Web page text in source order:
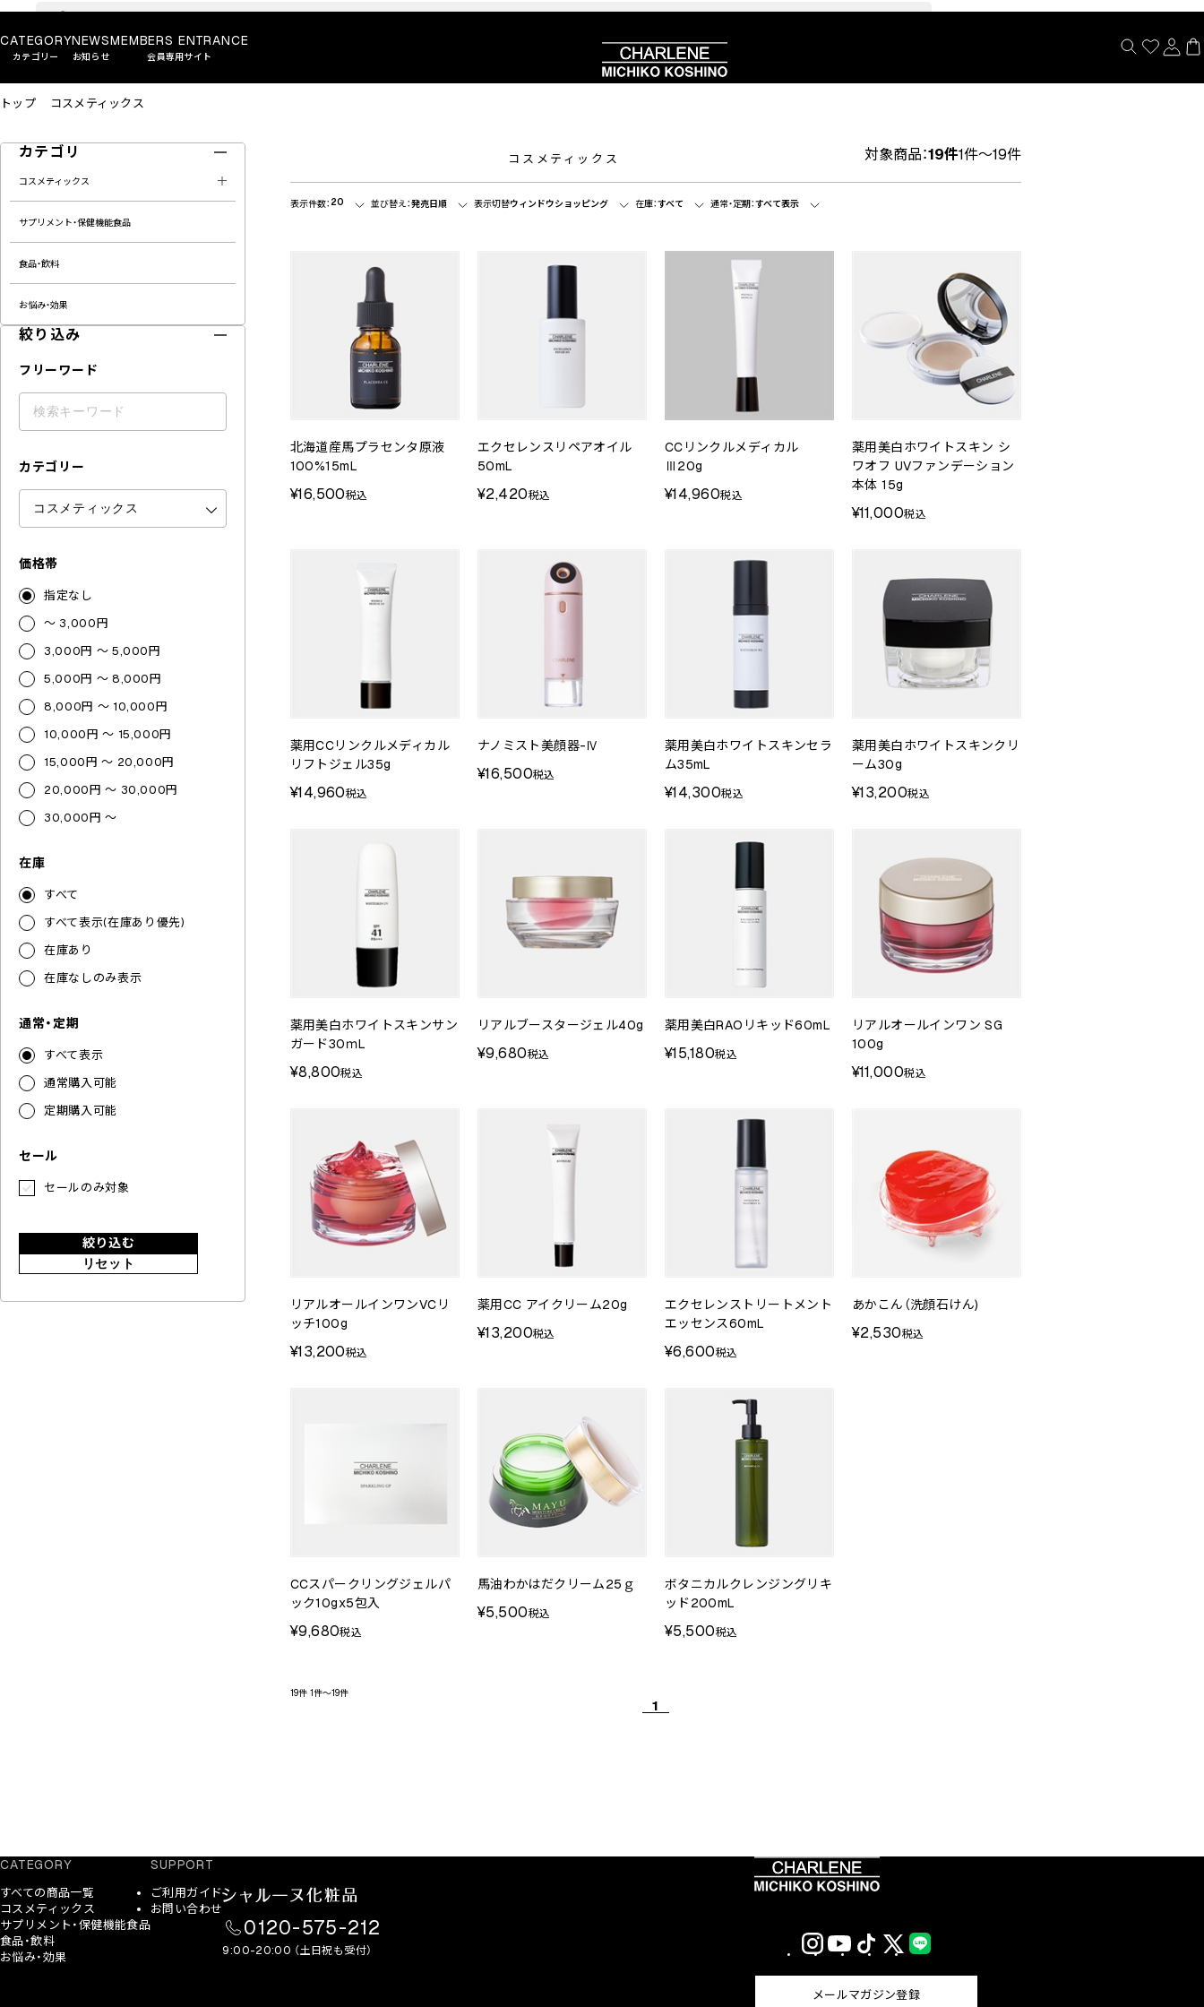
CATEGORY
カテゴリー
NEWS
お知らせ
MEMBERS ENTRANCE
会員専用サイト
トップ コスメティックス
カテゴリ
コスメティックス
サプリメント・保健機能食品
食品・飲料
お悩み・効果
絞り込み
フリーワード
カテゴリー
価格帯
指定なし
～ 3,000円
3,000円 ～ 5,000円
5,000円 ～ 8,000円
8,000円 ～ 10,000円
10,000円 ～ 15,000円
15,000円 ～ 20,000円
20,000円 ～ 30,000円
30,000円 ～
在庫
すべて
すべて表示(在庫あり優先)
在庫あり
在庫なしのみ表示
通常・定期
すべて表示
通常購入可能
定期購入可能
セール
セールのみ対象
絞り込む
リセット
コスメティックス 対象商品：19件1件～19件
表示件数： 20 並び替え：発売日順 表示切替ウィンドウショッピング 在庫：すべて 通常・定期：すべて表示
北海道産馬プラセンタ原液
100%15mL
¥16,500税込
エクセレンスリペアオイル
50mL
¥2,420税込
CCリンクルメディカル
Ⅲ20g
¥14,960税込
薬用美白ホワイトスキン シ
ワオフ UVファンデーション
本体 15g
¥11,000税込
薬用CCリンクルメディカル
リフトジェル35g
¥14,960税込
ナノミスト美顔器-Ⅳ
¥16,500税込
薬用美白ホワイトスキンセラ
ム35mL
¥14,300税込
薬用美白ホワイトスキンクリ
ーム30g
¥13,200税込
薬用美白ホワイトスキンサン
ガード30ｍL
¥8,800税込
リアルブースタージェル40g
¥9,680税込
薬用美白RAOリキッド60mL
¥15,180税込
リアルオールインワン SG
100g
¥11,000税込
リアルオールインワンVCリ
ッチ100g
¥13,200税込
薬用CC アイクリーム20g
¥13,200税込
エクセレンストリートメント
エッセンス60mL
¥6,600税込
あかこん（洗顔石けん)
¥2,530税込
CCスパークリングジェルパ
ック10gx5包入
¥9,680税込
馬油わかはだクリーム25ｇ
¥5,500税込
ボタニカルクレンジングリキ
ッド200mL
¥5,500税込
19件 1件～19件
1
CATEGORY
すべての商品一覧
コスメティックス
サプリメント・保健機能食品
食品・飲料
お悩み・効果
SUPPORT
ご利用ガイド
お問い合わせ
0120-575-212
9:00-20:00 （土日祝も受付）
InstagramYouTubeTikTok X
(Twitter)
メールマガジン登録